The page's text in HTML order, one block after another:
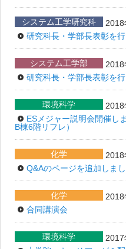
システム工学研究科
2018
研究科長・学部長表彰を
システム工学部
2018
研究科長・学部長表彰を
環境科学
2018
ESメジャー説明会開催し
B棟6階リフレ）
化学
2018
Q&Aのページを追加しま
化学
2018
合同講演会
環境科学
2017